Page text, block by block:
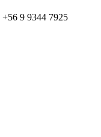
+56 9 9344 7925